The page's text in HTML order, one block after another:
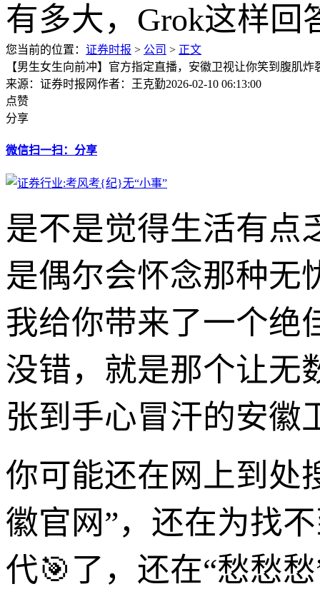
您当前的位置： 证券时报 > 公司 > 正文
【男生女生向前冲】官方指定直播，安徽卫视让你笑到腹肌炸
来源：证券时报网作者：王克勤2026-02-10 06:13:00
点赞
分享
微信扫一扫：分享
是不是觉得生活有点
是偶尔会怀念那种无
我给你带来了一个
没错，就是那个让无
张到手心冒汗的安徽
你可能还在网上到处
徽官网”，还在为找
代🎯了，还在“愁愁